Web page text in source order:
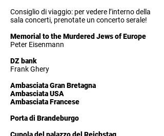
Consiglio di viaggio: per vedere l’interno della
sala concerti, prenotate un concerto serale!
Memorial to the Murdered Jews of Europe
Peter Eisenmann
DZ bank
Frank Ghery
Ambasciata Gran Bretagna
Ambasciata USA
Ambasciata Francese
Porta di Brandeburgo